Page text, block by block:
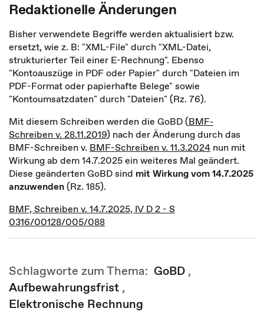
Redaktionelle Änderungen
Bisher verwendete Begriffe werden aktualisiert bzw.
ersetzt, wie z. B: "XML-File" durch "XML-Datei,
strukturierter Teil einer E-Rechnung". Ebenso
"Kontoauszüge in PDF oder Papier" durch "Dateien im
PDF-Format oder papierhafte Belege" sowie
"Kontoumsatzdaten" durch "Dateien" (Rz. 76).
Mit diesem Schreiben werden die GoBD (BMF-
Schreiben v. 28.11.2019) nach der Änderung durch das
BMF-Schreiben v. BMF-Schreiben v. 11.3.2024 nun mit
Wirkung ab dem 14.7.2025 ein weiteres Mal geändert.
Diese geänderten GoBD sind mit Wirkung vom 14.7.2025
anzuwenden(Rz. 185).
BMF, Schreiben v. 14.7.2025, IV D 2 - S
0316/00128/005/088
Schlagworte zum Thema: GoBD ,
Aufbewahrungsfrist ,
Elektronische Rechnung